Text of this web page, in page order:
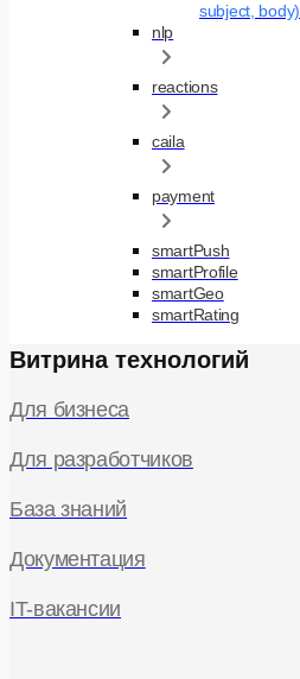
subject, body)
nlp
reactions
caila
payment
smartPush
smartProfile
smartGeo
smartRating
Витрина технологий
Для бизнеса
Для разработчиков
База знаний
Документация
IT-вакансии